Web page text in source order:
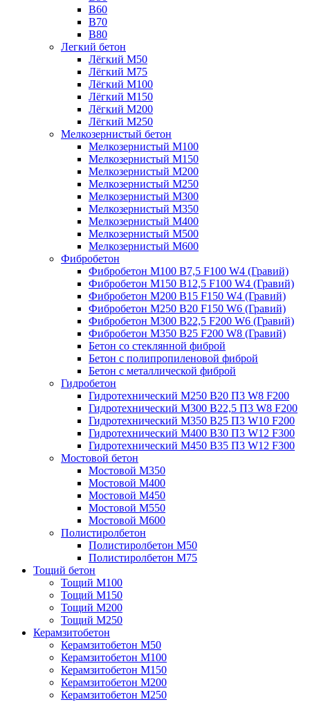
B60
B70
B80
Легкий бетон
Лёгкий М50
Лёгкий М75
Лёгкий М100
Лёгкий М150
Лёгкий М200
Лёгкий М250
Мелкозернистый бетон
Мелкозернистый М100
Мелкозернистый М150
Мелкозернистый М200
Мелкозернистый М250
Мелкозернистый М300
Мелкозернистый М350
Мелкозернистый М400
Мелкозернистый М500
Мелкозернистый М600
Фибробетон
Фибробетон М100 B7,5 F100 W4 (Гравий)
Фибробетон М150 B12,5 F100 W4 (Гравий)
Фибробетон М200 B15 F150 W4 (Гравий)
Фибробетон М250 B20 F150 W6 (Гравий)
Фибробетон М300 B22,5 F200 W6 (Гравий)
Фибробетон М350 B25 F200 W8 (Гравий)
Бетон со стеклянной фиброй
Бетон с полипропиленовой фиброй
Бетон с металлической фиброй
Гидробетон
Гидротехнический М250 B20 П3 W8 F200
Гидротехнический М300 B22,5 П3 W8 F200
Гидротехнический М350 B25 П3 W10 F200
Гидротехнический М400 B30 П3 W12 F300
Гидротехнический М450 B35 П3 W12 F300
Мостовой бетон
Мостовой М350
Мостовой М400
Мостовой М450
Мостовой М550
Мостовой М600
Полистиролбетон
Полистиролбетон М50
Полистиролбетон М75
Тощий бетон
Тощий М100
Тощий М150
Тощий М200
Тощий М250
Керамзитобетон
Керамзитобетон М50
Керамзитобетон М100
Керамзитобетон М150
Керамзитобетон М200
Керамзитобетон М250